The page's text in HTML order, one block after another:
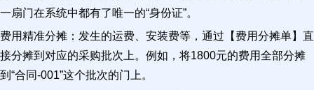
一扇门在系统中都有了唯一的“身份证”。
费用精准分摊：发生的运费、安装费等，通过【费用分摊单】直
接分摊到对应的采购批次上。例如，将1800元的费用全部分摊
到“合同-001”这个批次的门上。